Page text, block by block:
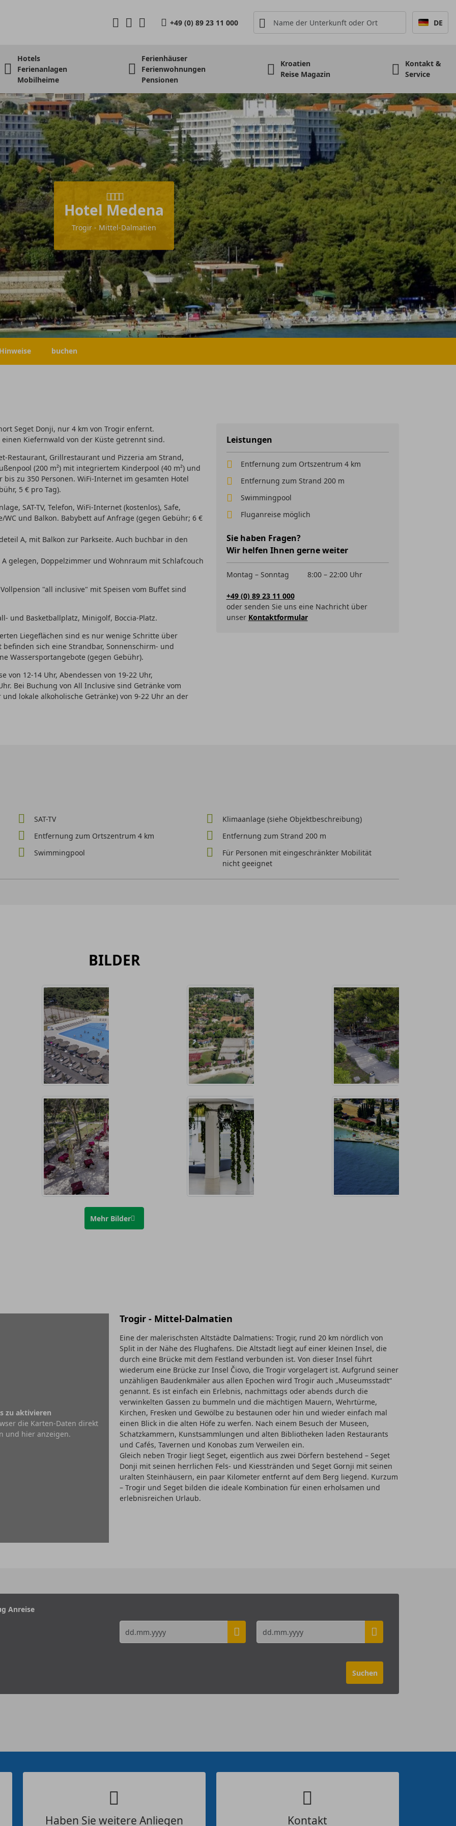
+49 (0) 89 23 11 000 DE
Hotels
Ferienanlagen
Mobilheime
Ferienhäuser
Ferienwohnungen
Pensionen
Kroatien
Reise Magazin
Kontakt &
Service
Hotel Medena
Trogir - Mittel-Dalmatien
buchen
Seget Donji, nur 4 km von Trogir enfernt.
Kiefernwald von der Küste getrennt sind.
Restaurant, Grillrestaurant und Pizzeria am Strand,
(200 m²) mit integriertem Kinderpool (40 m²) und
zu 350 Personen. WiFi-Internet im gesamten Hotel
5 € pro Tag).
SAT-TV, Telefon, WiFi-Internet (kostenlos), Safe,
und Balkon. Babybett auf Anfrage (gegen Gebühr; 6 €
A, mit Balkon zur Parkseite. Auch buchbar in den
gelegen, Doppelzimmer und Wohnraum mit Schlafcouch
"all inclusive" mit Speisen vom Buffet sind
und Basketballplatz, Minigolf, Boccia-Platz.
Liegeflächen sind es nur wenige Schritte über
sich eine Strandbar, Sonnenschirm- und
Wassersportangebote (gegen Gebühr).
von 12-14 Uhr, Abendessen von 19-22 Uhr,
Bei Buchung von All Inclusive sind Getränke vom
lokale alkoholische Getränke) von 9-22 Uhr an der
Leistungen
Entfernung zum Ortszentrum 4 km
Entfernung zum Strand 200 m
Swimmingpool
Fluganreise möglich
Sie haben Fragen?
Wir helfen Ihnen gerne weiter
Montag – Sonntag 8:00 – 22:00 Uhr
+49 (0) 89 23 11 000
oder senden Sie uns eine Nachricht über
unser Kontaktformular
SAT-TV
Klimaanlage (siehe Objektbeschreibung)
Entfernung zum Ortszentrum 4 km
Entfernung zum Strand 200 m
Swimmingpool
Für Personen mit eingeschränkter Mobilität
nicht geeignet
BILDER
Mehr Bilder
zu aktivieren
die Karten-Daten direkt
und hier anzeigen.
Trogir - Mittel-Dalmatien
Eine der malerischsten Altstädte Dalmatiens: Trogir, rund 20 km nördlich von
Split in der Nähe des Flughafens. Die Altstadt liegt auf einer kleinen Insel, die
durch eine Brücke mit dem Festland verbunden ist. Von dieser Insel führt
wiederum eine Brücke zur Insel Čiovo, die Trogir vorgelagert ist. Aufgrund seiner
unzähligen Baudenkmäler aus allen Epochen wird Trogir auch „Museumsstadt“
genannt. Es ist einfach ein Erlebnis, nachmittags oder abends durch die
verwinkelten Gassen zu bummeln und die mächtigen Mauern, Wehrtürme,
Kirchen, Fresken und Gewölbe zu bestaunen oder hin und wieder einfach mal
einen Blick in die alten Höfe zu werfen. Nach einem Besuch der Museen,
Schatzkammern, Kunstsammlungen und alten Bibliotheken laden Restaurants
und Cafés, Tavernen und Konobas zum Verweilen ein.
Gleich neben Trogir liegt Seget, eigentlich aus zwei Dörfern bestehend – Seget
Donji mit seinen herrlichen Fels- und Kiesstränden und Seget Gornji mit seinen
uralten Steinhäusern, ein paar Kilometer entfernt auf dem Berg liegend. Kurzum
– Trogir und Seget bilden die ideale Kombination für einen erholsamen und
erlebnisreichen Urlaub.
Anreise
Haben Sie weitere Anliegen Kontakt